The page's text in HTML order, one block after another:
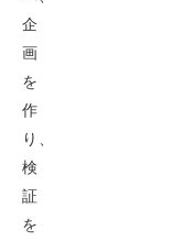
企
画
を
作
り、
検
証
を